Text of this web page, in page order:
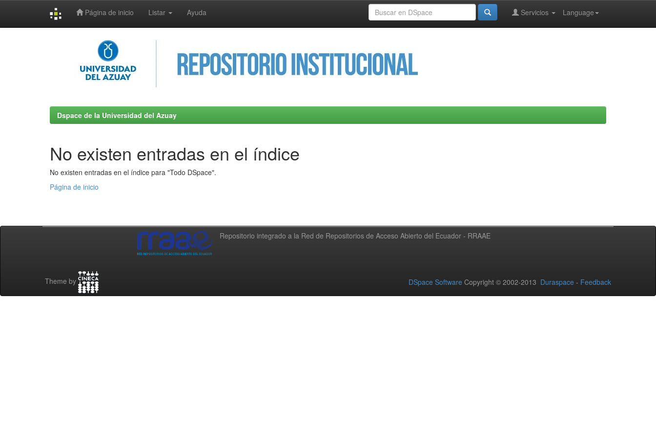
Página de inicio Listar Ayuda Language
Servicios
Dspace de la Universidad del Azuay
No existen entradas en el índice
No existen entradas en el índice para "Todo DSpace".
Página de inicio
Repositorio integrado a la Red de Repositorios de Acceso Abierto del Ecuador - RRAAE
Theme by DSpace Software Copyright © 2002-2013 Duraspace - Feedback